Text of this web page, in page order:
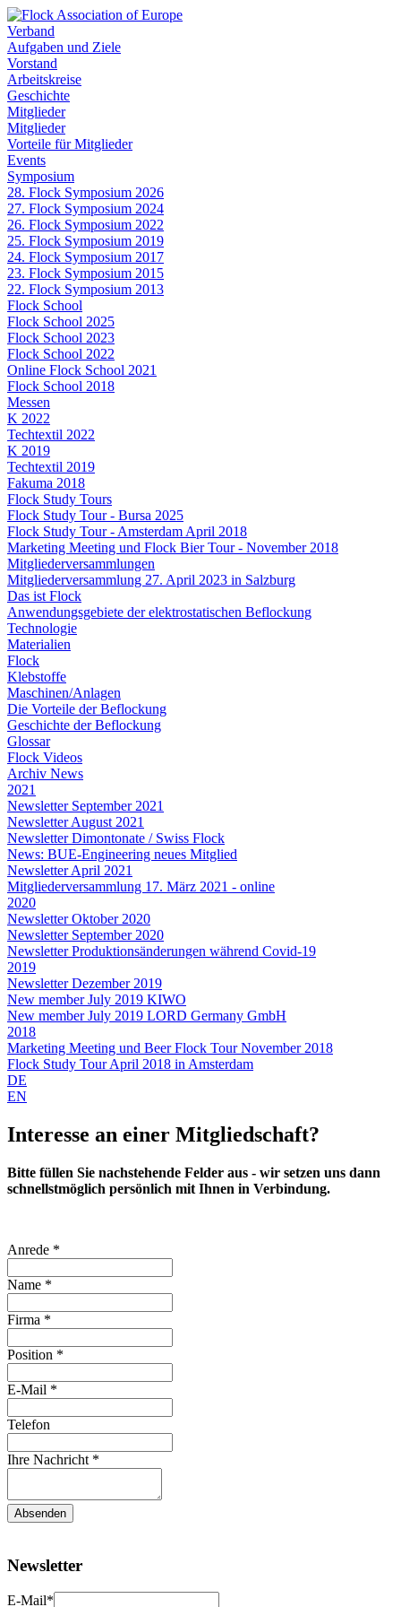
Verband
Aufgaben und Ziele
Vorstand
Arbeitskreise
Geschichte
Mitglieder
Mitglieder
Vorteile für Mitglieder
Events
Symposium
28. Flock Symposium 2026
27. Flock Symposium 2024
26. Flock Symposium 2022
25. Flock Symposium 2019
24. Flock Symposium 2017
23. Flock Symposium 2015
22. Flock Symposium 2013
Flock School
Flock School 2025
Flock School 2023
Flock School 2022
Online Flock School 2021
Flock School 2018
Messen
K 2022
Techtextil 2022
K 2019
Techtextil 2019
Fakuma 2018
Flock Study Tours
Flock Study Tour - Bursa 2025
Flock Study Tour - Amsterdam April 2018
Marketing Meeting und Flock Bier Tour - November 2018
Mitgliederversammlungen
Mitgliederversammlung 27. April 2023 in Salzburg
Das ist Flock
Anwendungsgebiete der elektrostatischen Beflockung
Technologie
Materialien
Flock
Klebstoffe
Maschinen/Anlagen
Die Vorteile der Beflockung
Geschichte der Beflockung
Glossar
Flock Videos
Archiv News
2021
Newsletter September 2021
Newsletter August 2021
Newsletter Dimontonate / Swiss Flock
News: BUE-Engineering neues Mitglied
Newsletter April 2021
Mitgliederversammlung 17. März 2021 - online
2020
Newsletter Oktober 2020
Newsletter September 2020
Newsletter Produktionsänderungen während Covid-19
2019
Newsletter Dezember 2019
New member July 2019 KIWO
New member July 2019 LORD Germany GmbH
2018
Marketing Meeting und Beer Flock Tour November 2018
Flock Study Tour April 2018 in Amsterdam
DE
EN
Interesse an einer Mitgliedschaft?
Bitte füllen Sie nachstehende Felder aus - wir setzen uns dann
schnellstmöglich persönlich mit Ihnen in Verbindung.
Anrede *
Name *
Firma *
Position *
E-Mail *
Telefon
Ihre Nachricht *
Absenden
Newsletter
E-Mail*